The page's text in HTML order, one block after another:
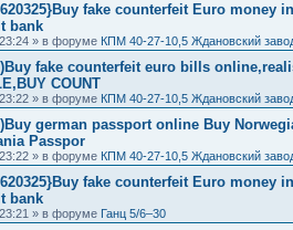
fake counterfeit Euro money
bank
» в форуме КПМ 40-27-10,5 Ждановский
fake counterfeit euro bills
COUNT
» в форуме КПМ 40-27-10,5 Ждановский
german passport online Buy
Passpor
» в форуме КПМ 40-27-10,5 Ждановский
fake counterfeit Euro money
bank
» в форуме Ганц 5/6–30